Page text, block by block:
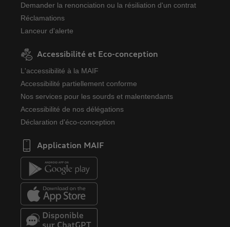
Demander la renonciation ou la résiliation d'un contrat
Réclamations
Lanceur d'alerte
Accessibilité et Eco-conception
L'accessibilité à la MAIF
Accessibilité partiellement conforme
Nos services pour les sourds et malentendants
Accessibilité de nos délégations
Déclaration d'éco-conception
Application MAIF